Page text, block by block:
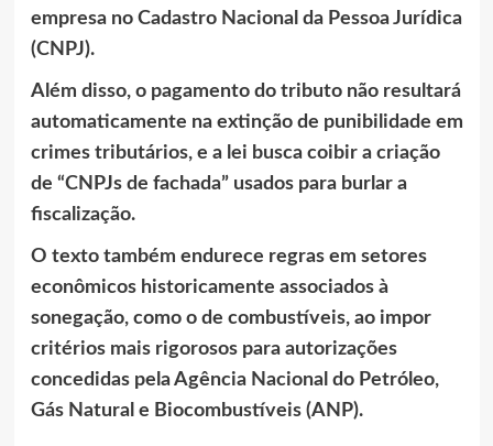
empresa no Cadastro Nacional da Pessoa Jurídica
(CNPJ).
Além disso, o pagamento do tributo não resultará
automaticamente na extinção de punibilidade em
crimes tributários, e a lei busca coibir a criação
de “CNPJs de fachada” usados para burlar a
fiscalização.
O texto também endurece regras em setores
econômicos historicamente associados à
sonegação, como o de combustíveis, ao impor
critérios mais rigorosos para autorizações
concedidas pela Agência Nacional do Petróleo,
Gás Natural e Biocombustíveis (ANP).